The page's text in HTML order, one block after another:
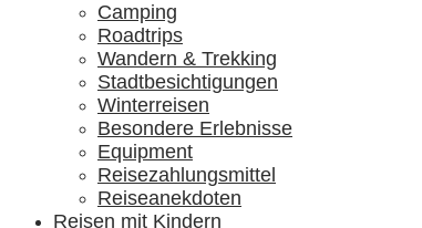
Camping
Roadtrips
Wandern & Trekking
Stadtbesichtigungen
Winterreisen
Besondere Erlebnisse
Equipment
Reisezahlungsmittel
Reiseanekdoten
Reisen mit Kindern